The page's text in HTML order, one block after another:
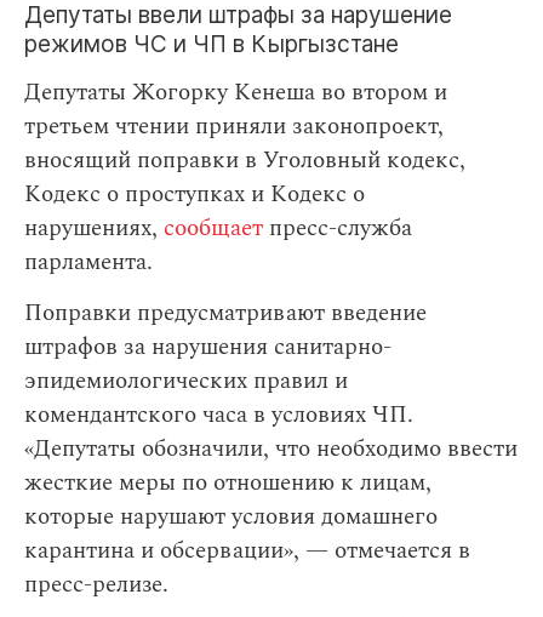
Депутаты ввели штрафы за нарушение
режимов ЧС и ЧП в Кыргызстане
Депутаты Жогорку Кенеша во втором и
третьем чтении приняли законопроект,
вносящий поправки в Уголовный кодекс,
Кодекс о проступках и Кодекс о
нарушениях, сообщает пресс-служба
парламента.
Поправки предусматривают введение
штрафов за нарушения санитарно-
эпидемиологических правил и
комендантского часа в условиях ЧП.
«Депутаты обозначили, что необходимо ввести
жесткие меры по отношению к лицам,
которые нарушают условия домашнего
карантина и обсервации», — отмечается в
пресс-релизе.